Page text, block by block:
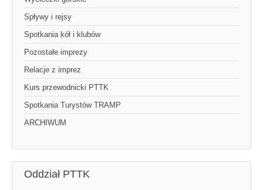
Spływy i rejsy
Spotkania kół i klubów
Pozostałe imprezy
Relacje z imprez
Kurs przewodnicki PTTK
Spotkania Turystów TRAMP
ARCHIWUM
Oddział PTTK